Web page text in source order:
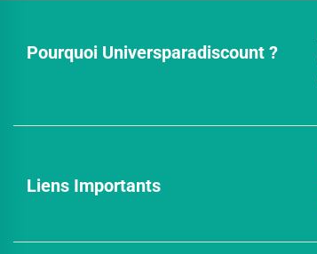
Pourquoi Universparadiscount ?
Liens Importants